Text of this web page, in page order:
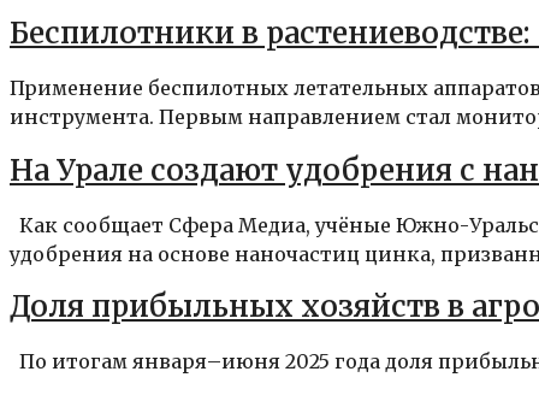
Беспилотники в
Применение беспилотных летательных
инструмента. Первым направлением стал
На Урале создают удобрения с
Как сообщает Сфера Медиа, учёные Южно-
удобрения на основе наночастиц цинка,
Доля прибыльных хозяйств в
По итогам января–июня 2025 года доля